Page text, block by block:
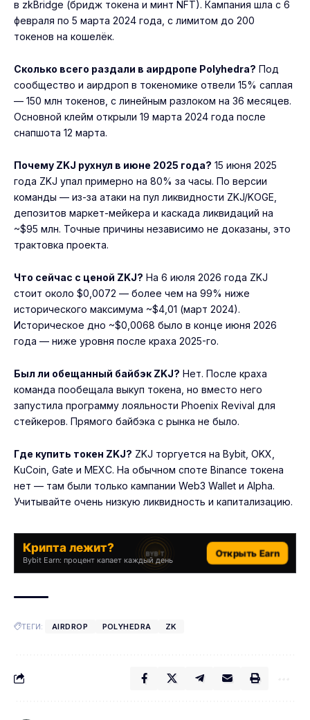
в zkBridge (бридж токена и минт NFT). Кампания шла с 6
февраля по 5 марта 2024 года, с лимитом до 200
токенов на кошелёк.
Сколько всего раздали в аирдропе Polyhedra? Под
сообщество и аирдроп в токеномике отвели 15% саплая
— 150 млн токенов, с линейным разлоком на 36 месяцев.
Основной клейм открыли 19 марта 2024 года после
снапшота 12 марта.
Почему ZKJ рухнул в июне 2025 года? 15 июня 2025
года ZKJ упал примерно на 80% за часы. По версии
команды — из-за атаки на пул ликвидности ZKJ/KOGE,
депозитов маркет-мейкера и каскада ликвидаций на
~$95 млн. Точные причины независимо не доказаны, это
трактовка проекта.
Что сейчас с ценой ZKJ? На 6 июля 2026 года ZKJ
стоит около $0,0072 — более чем на 99% ниже
исторического максимума ~$4,01 (март 2024).
Историческое дно ~$0,0068 было в конце июня 2026
года — ниже уровня после краха 2025-го.
Был ли обещанный байбэк ZKJ? Нет. После краха
команда пообещала выкуп токена, но вместо него
запустила программу лояльности Phoenix Revival для
стейкеров. Прямого байбэка с рынка не было.
Где купить токен ZKJ? ZKJ торгуется на Bybit, OKX,
KuCoin, Gate и MEXC. На обычном споте Binance токена
нет — там были только кампании Web3 Wallet и Alpha.
Учитывайте очень низкую ликвидность и капитализацию.
Крипта лежит?
Bybit Earn: процент капает каждый день
Открыть Earn
ТЕГИ: AIRDROP POLYHEDRA ZK